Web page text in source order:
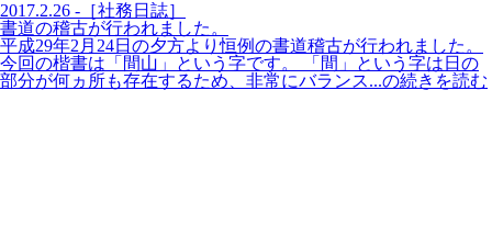
2017.2.26 -［社務日誌］
書道の稽古が行われました。
平成29年2月24日の夕方より恒例の書道稽古が行われました。
今回の楷書は「間山」という字です。 「間」という字は日の
部分が何ヵ所も存在するため、非常にバランス...の続きを読む